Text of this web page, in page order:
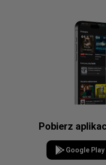
Pobierz
Google Play